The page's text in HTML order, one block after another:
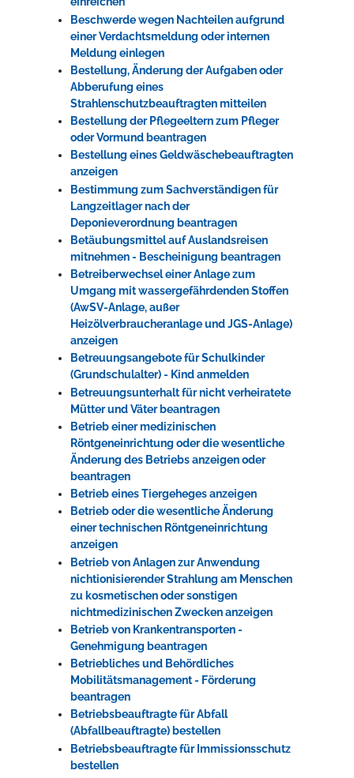
Beschwerde wegen Nachteilen aufgrund
einer Verdachtsmeldung oder internen
Meldung einlegen
Bestellung, Änderung der Aufgaben oder
Abberufung eines
Strahlenschutzbeauftragten mitteilen
Bestellung der Pflegeeltern zum Pfleger
oder Vormund beantragen
Bestellung eines Geldwäschebeauftragten
anzeigen
Bestimmung zum Sachverständigen für
Langzeitlager nach der
Deponieverordnung beantragen
Betäubungsmittel auf Auslandsreisen
mitnehmen - Bescheinigung beantragen
Betreiberwechsel einer Anlage zum
Umgang mit wassergefährdenden Stoffen
(AwSV-Anlage, außer
Heizölverbraucheranlage und JGS-Anlage)
anzeigen
Betreuungsangebote für Schulkinder
(Grundschulalter) - Kind anmelden
Betreuungsunterhalt für nicht verheiratete
Mütter und Väter beantragen
Betrieb einer medizinischen
Röntgeneinrichtung oder die wesentliche
Änderung des Betriebs anzeigen oder
beantragen
Betrieb eines Tiergeheges anzeigen
Betrieb oder die wesentliche Änderung
einer technischen Röntgeneinrichtung
anzeigen
Betrieb von Anlagen zur Anwendung
nichtionisierender Strahlung am Menschen
zu kosmetischen oder sonstigen
nichtmedizinischen Zwecken anzeigen
Betrieb von Krankentransporten -
Genehmigung beantragen
Betriebliches und Behördliches
Mobilitätsmanagement - Förderung
beantragen
Betriebsbeauftragte für Abfall
(Abfallbeauftragte) bestellen
Betriebsbeauftragte für Immissionsschutz
bestellen